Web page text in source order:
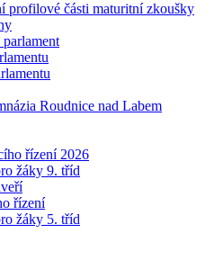
profilové části maturitní zkoušky
Roudnice nad Labem
řízení 2026
žáky 9. tříd
řízení
žáky 5. tříd